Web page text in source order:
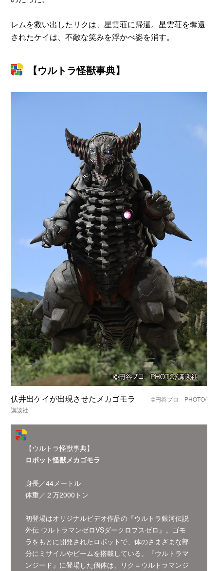
レムを救い出したリクは、星雲荘に帰還。星雲荘を奪還
されたケイは、不敵な笑みを浮かべ姿を消す。
【ウルトラ怪獣事典】
伏井出ケイが出現させたメカゴモラ©️円谷プロ PHOTO/
講談社
【ウルトラ怪獣事典】
ロボット怪獣メカゴモラ
身長／44メートル
体重／２万2000トン
初登場はオリジナルビデオ作品の『ウルトラ銀河伝説
外伝 ウルトラマンゼロVSダークロプスゼロ』。ゴモ
ラをもとに開発されたロボットで、体のさまざまな部
分にミサイルやビームを搭載している。『ウルトラマ
ンジード』に登場した個体は、リク＝ウルトラマンジ